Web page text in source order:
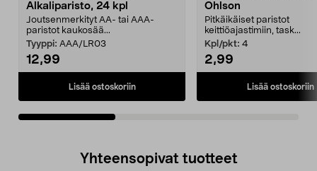
Alkaliparisto, 24 kpl
Joutsenmerkityt AA- tai AAA-
paristot kaukosää...
Tyyppi: AAA/LR03
12,99
Lisää ostoskoriin
Ohlson
Pitkäikäiset paristot
keittiöajastimiin, task...
Kpl/pkt: 4
2,99
Lisää ostoskoriin
Yhteensopivat tuotteet